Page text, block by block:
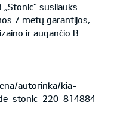
„Stonic“ susilauks
7 metų garantijos,
ir augančio B
autorinka/kia-
stonic-220-814884